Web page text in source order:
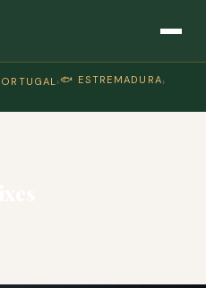
›🐟 ESTREMADURA›